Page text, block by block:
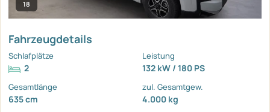
18
Fahrzeugdetails
Schlafplätze
2
Leistung
132 kW / 180 PS
Gesamtlänge
635 cm
zul. Gesamtgew.
4.000 kg